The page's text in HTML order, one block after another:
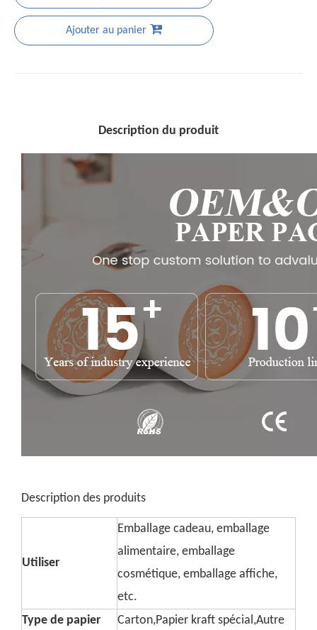
Ajouter au panier
Description du produit
Description des produits
Utiliser
Emballage cadeau, emballage
alimentaire, emballage
cosmétique, emballage affiche,
etc.
Type de papier
Carton,Papier kraft spécial,Autre